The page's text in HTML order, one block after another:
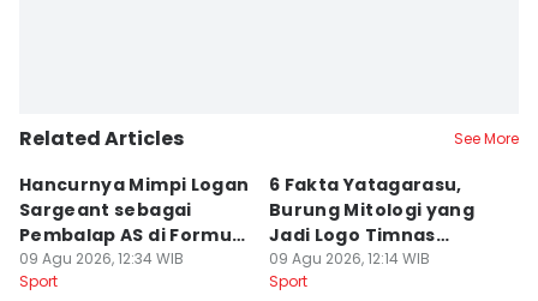
Related Articles See More
Hancurnya Mimpi Logan
Sargeant sebagai
Pembalap AS di Formula
1
09 Agu 2026, 12:34 WIB
Sport
6 Fakta Yatagarasu,
Burung Mitologi yang
Jadi Logo Timnas
Jepang
09 Agu 2026, 12:14 WIB
Sport